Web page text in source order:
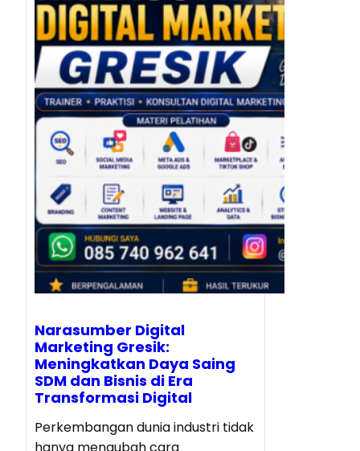
Narasumber Digital
Marketing Gresik:
Meningkatkan Daya Saing
SDM dan Bisnis di Era
Transformasi Digital
Perkembangan dunia industri tidak